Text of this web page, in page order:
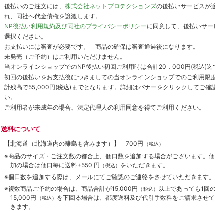
後払いのご注文には、 株式会社ネットプロテクションズの後払いサービスが
れ、同社へ代金債権を譲渡します。
NP後払い利用規約及び同社のプライバシーポリシーに同意して、後払いサ
選択ください。
お支払いには審査が必要です。 商品の確保は審査通過後になります。
未発売（ご予約）はご利用いただけません。
当オンラインショップでのNP後払い初回ご利用時は合計20，000円(税込)迄
初回の後払いをお支払後につきましての当オンラインショップでのご利用限
計残高で55,000円(税込)までとなります。詳細はバナーをクリックしてご確
い。
ご利用者が未成年の場合、法定代理人の利用同意を得てご利用ください。
送料について
【北海道（北海道内の離島も含みます）】 700円 （税込）
※商品のサイズ・ご注文数の都合上、個口数を追加する場合がございます。
加の場合は個口毎に送料+550 円 （税込） をいただきます。
※個口数を追加する際は、メールにてご確認のご連絡をさせていただきます。
※複数商品ご予約の場合は、商品合計が15,000円 （税込） 以上であっても1回
15,000円 （税込） を下回る場合は、都度送料及び代引手数料をご請求させ
きます。